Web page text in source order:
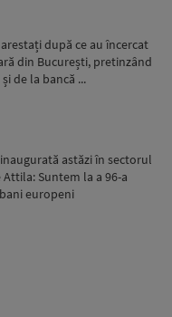
după ce au încercat
din București, pretinzând
de la bancă ...
astăzi în sectorul
Attila: Suntem la a 96-a
europeni